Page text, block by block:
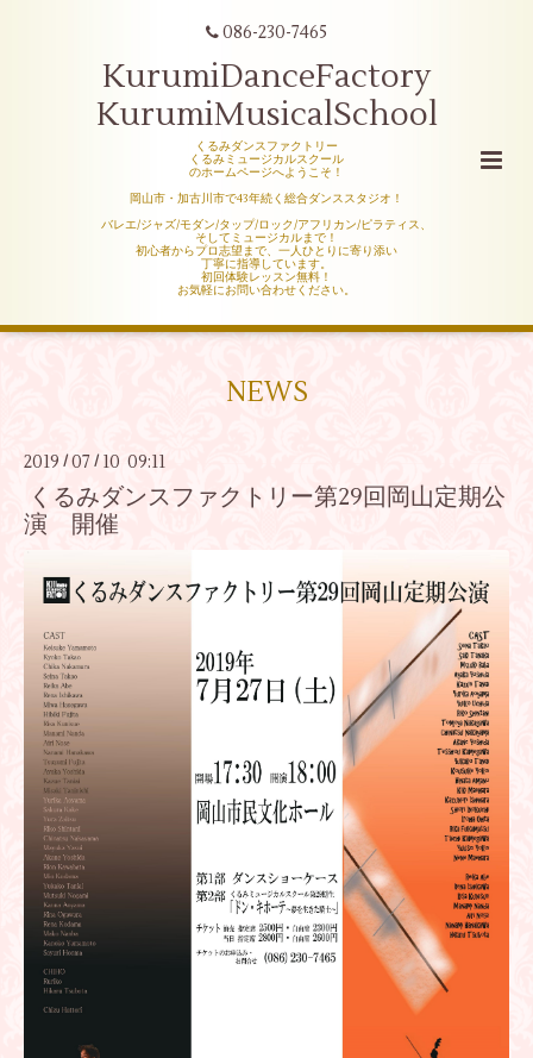
086-230-7465
KurumiDanceFactory
KurumiMusicalSchool
くるみダンスファクトリー
くるみミュージカルスクール
のホームページへようこそ！
岡山市・加古川市で43年続く総合ダンススタジオ！
バレエ/ジャズ/モダン/タップ/ロック/アフリカン/ピラティス、
そしてミュージカルまで！
初心者からプロ志望まで、一人ひとりに寄り添い
丁寧に指導しています。
初回体験レッスン無料！
お気軽にお問い合わせください。
NEWS
2019 / 07 / 10 09:11
くるみダンスファクトリー第29回岡山定期公
演 開催